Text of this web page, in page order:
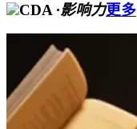
CDA ·影响力更多